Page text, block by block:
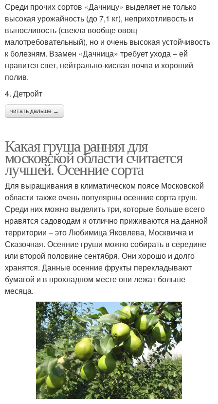
Среди прочих сортов «Дачницу» выделяет не только
высокая урожайность (до 7,1 кг), неприхотливость и
выносливость (свекла вообще овощ
малотребовательный), но и очень высокая устойчивость
к болезням. Взамен «Дачница» требует ухода – ей
нравится свет, нейтрально-кислая почва и хороший
полив.
4. Детройт
читать дальше →
Какая груша ранняя для
московской области считается
лучшей. Осенние сорта
Для выращивания в климатическом поясе Московской
области также очень популярны осенние сорта груш.
Среди них можно выделить три, которые больше всего
нравятся садоводам и отлично приживаются на данной
территории – это Любимица Яковлева, Москвичка и
Сказочная. Осенние груши можно собирать в середине
или второй половине сентября. Они хорошо и долго
хранятся. Данные осенние фрукты перекладывают
бумагой и в прохладном месте они лежат больше
месяца.